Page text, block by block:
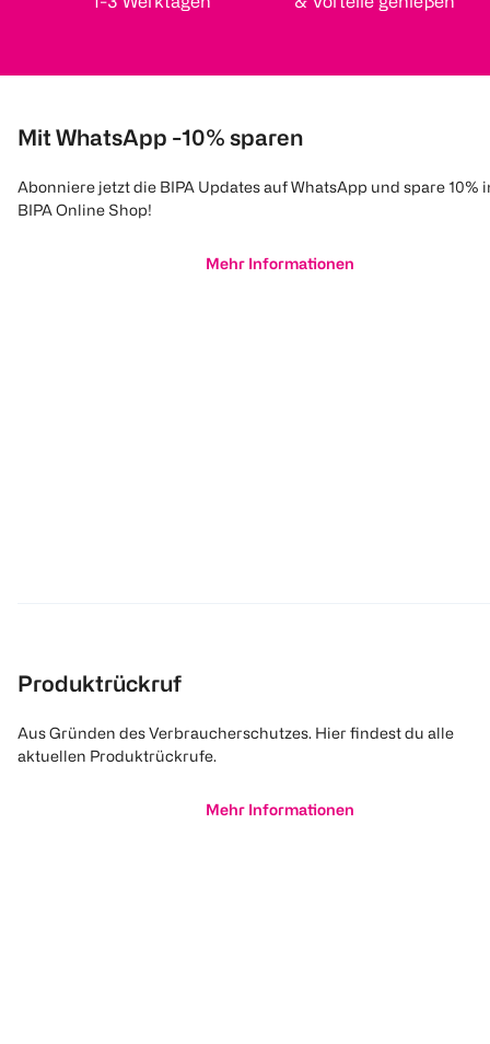
Mit WhatsApp -10% sparen
Abonniere jetzt die BIPA Updates auf WhatsApp und spare 10%
BIPA Online Shop!
Mehr Informationen
Produktrückruf
Aus Gründen des Verbraucherschutzes. Hier findest du alle
aktuellen Produktrückrufe.
Mehr Informationen